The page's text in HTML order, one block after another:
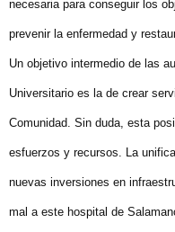
necesaria para conseguir los
prevenir la enfermedad y
Un objetivo intermedio de las
Universitario es la de crear
Comunidad. Sin duda, esta
esfuerzos y recursos. La
nuevas inversiones en
mal a este hospital de